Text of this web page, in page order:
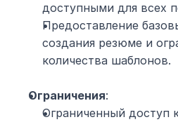
доступными для всех
Предоставление
создания резюме и
количества шаблонов.
Ограничения:
Ограниченный